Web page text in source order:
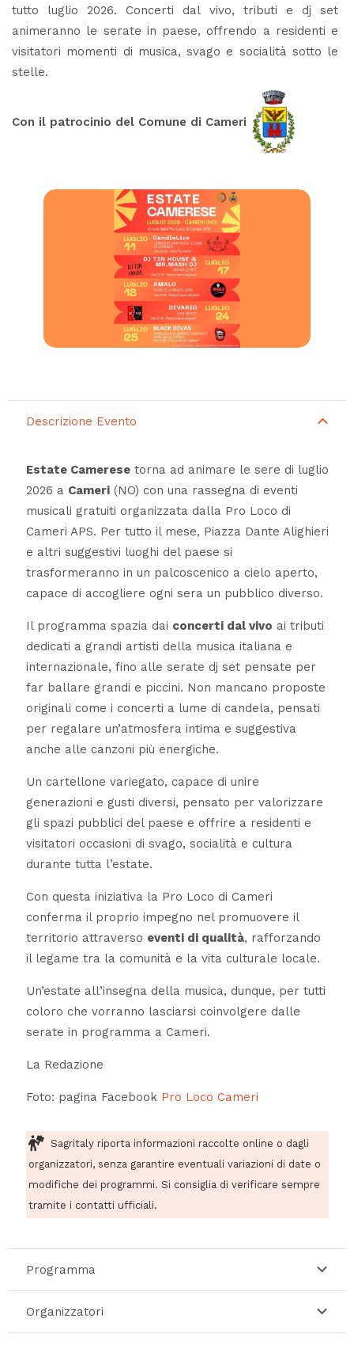
tutto luglio 2026. Concerti dal vivo, tributi e dj set
animeranno le serate in paese, offrendo a residenti e
visitatori momenti di musica, svago e socialità sotto le
stelle.
Con il patrocinio del Comune di Cameri
Descrizione Evento
Estate Cameresetorna ad animare le sere di luglio
2026 a Cameri(NO) con una rassegna di eventi
musicali gratuiti organizzata dalla Pro Loco di
Cameri APS. Per tutto il mese, Piazza Dante Alighieri
e altri suggestivi luoghi del paese si
trasformeranno in un palcoscenico a cielo aperto,
capace di accogliere ogni sera un pubblico diverso.
Il programma spazia dai concerti dal vivo ai tributi
dedicati a grandi artisti della musica italiana e
internazionale, fino alle serate dj set pensate per
far ballare grandi e piccini. Non mancano proposte
originali come i concerti a lume di candela, pensati
per regalare un’atmosfera intima e suggestiva
anche alle canzoni più energiche.
Un cartellone variegato, capace di unire
generazioni e gusti diversi, pensato per valorizzare
gli spazi pubblici del paese e offrire a residenti e
visitatori occasioni di svago, socialità e cultura
durante tutta l’estate.
Con questa iniziativa la Pro Loco di Cameri
conferma il proprio impegno nel promuovere il
territorio attraverso eventi di qualità, rafforzando
il legame tra la comunità e la vita culturale locale.
Un’estate all’insegna della musica, dunque, per tutti
coloro che vorranno lasciarsi coinvolgere dalle
serate in programma a Cameri.
La Redazione
Foto: pagina Facebook Pro Loco Cameri
Sagritaly riporta informazioni raccolte online o dagli
organizzatori, senza garantire eventuali variazioni di date o
modifiche dei programmi. Si consiglia di verificare sempre
tramite i contatti ufficiali.
Programma
Organizzatori